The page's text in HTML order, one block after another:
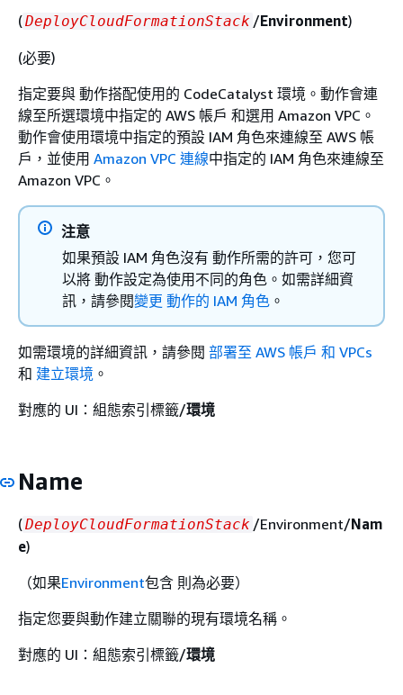
(DeployCloudFormationStack /Environment)
(必要)
指定要與 動作搭配使用的 CodeCatalyst 環境。動作會連
線至所選環境中指定的 AWS 帳戶 和選用 Amazon VPC。
動作會使用環境中指定的預設 IAM 角色來連線至 AWS 帳
戶，並使用 Amazon VPC 連線中指定的 IAM 角色來連線至
Amazon VPC。
注意
如果預設 IAM 角色沒有 動作所需的許可，您可
以將 動作設定為使用不同的角色。如需詳細資
訊，請參閱變更 動作的 IAM 角色 。
如需環境的詳細資訊，請參閱 部署至 AWS 帳戶 和 VPCs
和 建立環境 。
對應的 UI：組態索引標籤/環境
Name
(DeployCloudFormationStack /Environment/Nam
e)
（如果Environment包含 則為必要）
指定您要與動作建立關聯的現有環境名稱。
對應的 UI：組態索引標籤/環境